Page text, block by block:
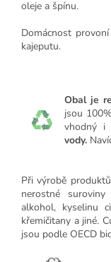
oleje a špínu.
Domácnost
kajeputu.
Obal je
jsou
vhodný i
vody.
Při výrobě
nerostné
alkohol, kyselinu
křemičitany a jiné.
jsou podle OECD